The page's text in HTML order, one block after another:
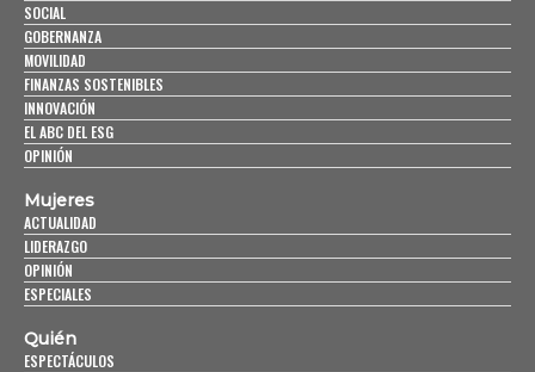
SOCIAL
GOBERNANZA
MOVILIDAD
FINANZAS SOSTENIBLES
INNOVACIÓN
EL ABC DEL ESG
OPINIÓN
Mujeres
ACTUALIDAD
LIDERAZGO
OPINIÓN
ESPECIALES
Quién
ESPECTÁCULOS